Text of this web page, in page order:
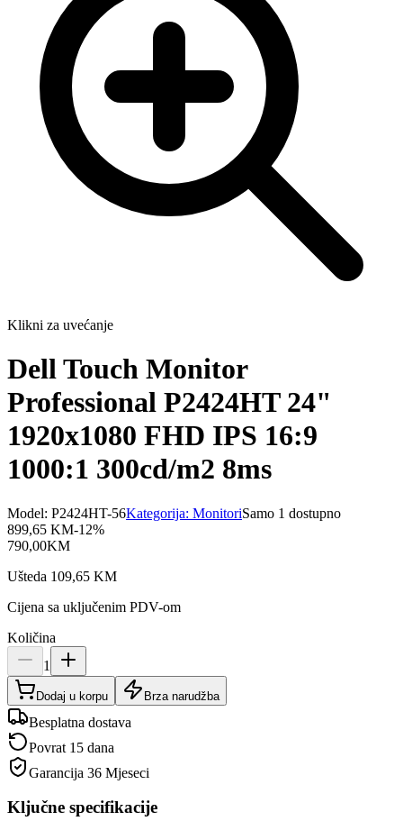
Klikni za uvećanje
Dell Touch Monitor
Professional P2424HT 24"
1920x1080 FHD IPS 16:9
1000:1 300cd/m2 8ms
Model: P2424HT-56Kategorija: MonitoriSamo 1 dostupno
899,65 KM-12%
790,00KM
Ušteda 109,65 KM
Cijena sa uključenim PDV-om
Količina
1
Dodaj u korpu Brza narudžba
Besplatna dostava
Povrat 15 dana
Garancija 36 Mjeseci
Ključne specifikacije